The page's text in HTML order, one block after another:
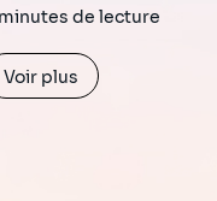
de lecture
Voir plus